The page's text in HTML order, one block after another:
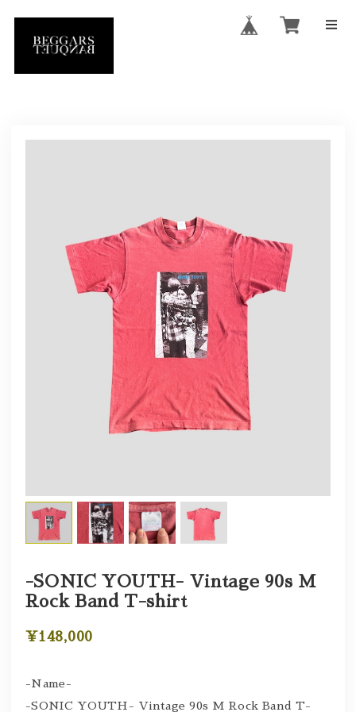
-SONIC YOUTH- Vintage 90s M
Rock Band T-shirt
¥148,000
-Name-
-SONIC YOUTH- Vintage 90s M Rock Band T-